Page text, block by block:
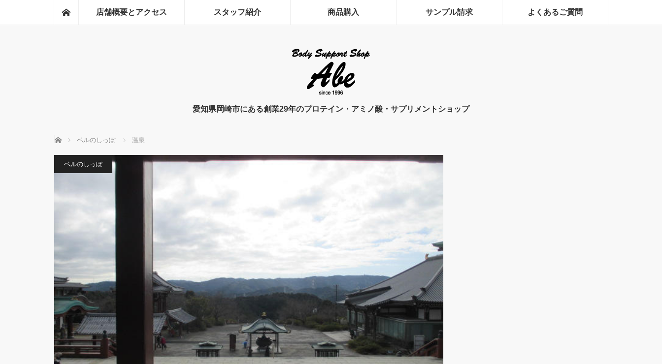
ホーム店舗概要とアクセス スタッフ紹介 商品購入 サンプル請求 よくあるご質問
愛知県岡崎市にある創業29年のプロテイン・アミノ酸・サプリメントショップ
ホーム ベルのしっぽ 温泉
ベルのしっぽ